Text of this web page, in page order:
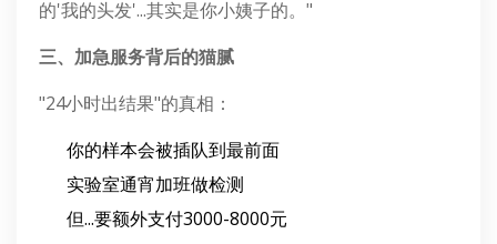
的'我的头发'...其实是你小姨子的。"
三、加急服务背后的猫腻
"24小时出结果"的真相：
你的样本会被插队到最前面
实验室通宵加班做检测
但...要额外支付3000-8000元